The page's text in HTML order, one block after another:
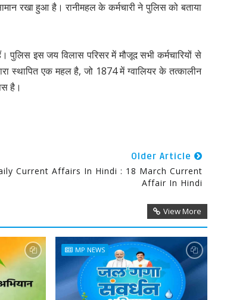
रखा हुआ है। रानीमहल के कर्मचारी ने पुलिस को बताया
इस जय विलास परिसर में मौजूद सभी कर्मचारियों से
स्थापित एक महल है, जो 1874 में ग्वालियर के तत्कालीन
है।
Older Article
Current Affairs In Hindi : 18 March Current
Affair In Hindi
View More
MP NEWS